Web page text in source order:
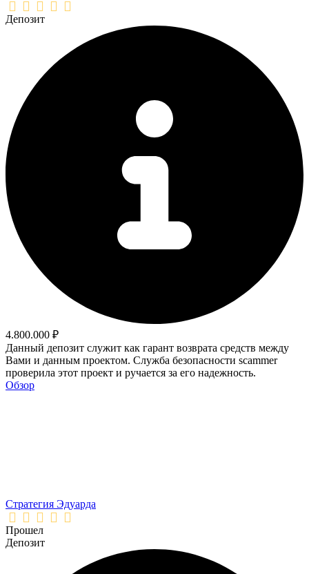
Депозит
4.800.000 ₽
Данный депозит служит как гарант возврата средств между
Вами и данным проектом. Служба безопасности scammer
проверила этот проект и ручается за его надежность.
Обзор
Стратегия Эдуарда
Прошел
Депозит